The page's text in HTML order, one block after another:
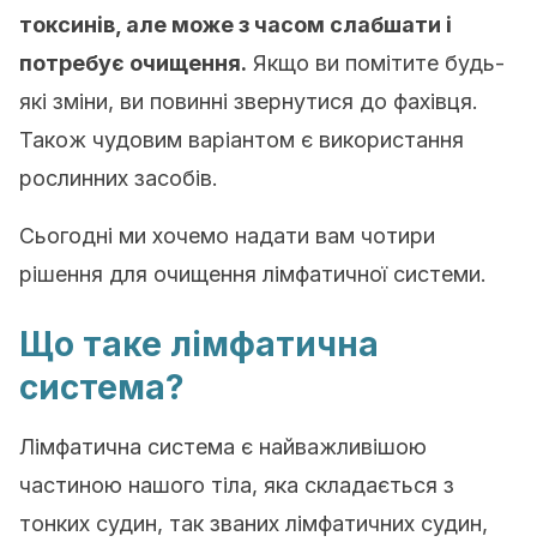
токсинів, але може з часом слабшати і
потребує очищення. Якщо ви помітите будь-
які зміни, ви повинні звернутися до фахівця.
Також чудовим варіантом є використання
рослинних засобів.
Сьогодні ми хочемо надати вам чотири
рішення для очищення лімфатичної системи.
Що таке лімфатична
система?
Лімфатична система є найважливішою
частиною нашого тіла, яка складається з
тонких судин, так званих лімфатичних судин,